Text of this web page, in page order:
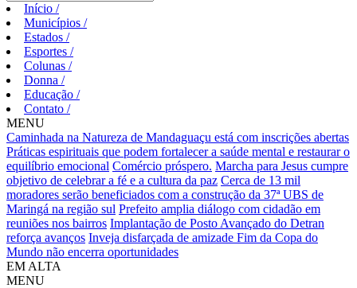
Início /
Municípios /
Estados /
Esportes /
Colunas /
Donna /
Educação /
Contato /
MENU
Caminhada na Natureza de Mandaguaçu está com inscrições abertas
Práticas espirituais que podem fortalecer a saúde mental e restaurar o
equilíbrio emocional Comércio próspero. Marcha para Jesus cumpre
objetivo de celebrar a fé e a cultura da paz Cerca de 13 mil
moradores serão beneficiados com a construção da 37ª UBS de
Maringá na região sul Prefeito amplia diálogo com cidadão em
reuniões nos bairros Implantação de Posto Avançado do Detran
reforça avanços Inveja disfarçada de amizade Fim da Copa do
Mundo não encerra oportunidades
EM ALTA
MENU